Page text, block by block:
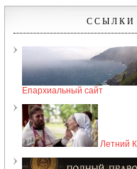
ССЫЛКИ
Епархиальный сайт
Летний